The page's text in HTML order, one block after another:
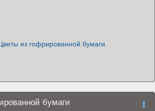
из гофрированной бумаги
бумаги